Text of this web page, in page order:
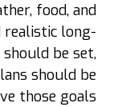
food, and
realistic long-
be set,
should be
those goals.